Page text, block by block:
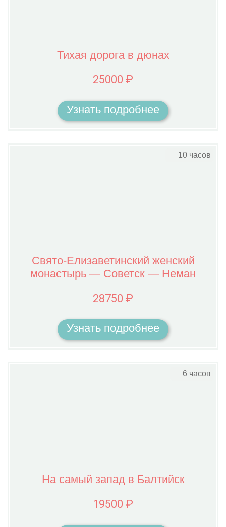
Тихая дорога в дюнах
25000 ₽
Узнать подробнее
10 часов
Свято-Елизаветинский женский
монастырь — Советск — Неман
28750 ₽
Узнать подробнее
6 часов
На самый запад в Балтийск
19500 ₽